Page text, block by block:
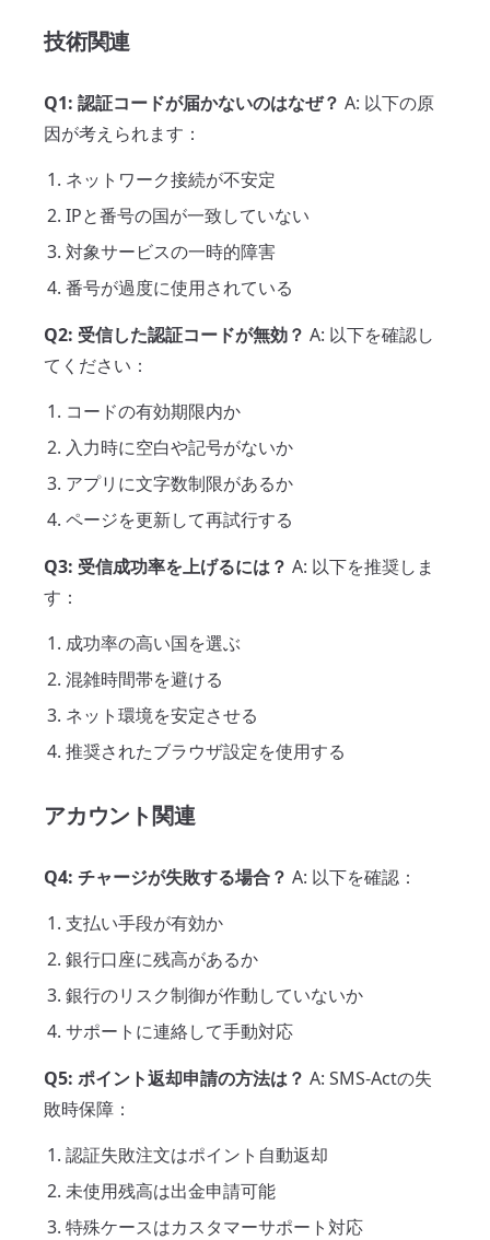
技術関連
Q1: 認証コードが届かないのはなぜ？ A: 以下の原
因が考えられます：
ネットワーク接続が不安定
IPと番号の国が一致していない
対象サービスの一時的障害
番号が過度に使用されている
Q2: 受信した認証コードが無効？ A: 以下を確認し
てください：
コードの有効期限内か
入力時に空白や記号がないか
アプリに文字数制限があるか
ページを更新して再試行する
Q3: 受信成功率を上げるには？ A: 以下を推奨しま
す：
成功率の高い国を選ぶ
混雑時間帯を避ける
ネット環境を安定させる
推奨されたブラウザ設定を使用する
アカウント関連
Q4: チャージが失敗する場合？ A: 以下を確認：
支払い手段が有効か
銀行口座に残高があるか
銀行のリスク制御が作動していないか
サポートに連絡して手動対応
Q5: ポイント返却申請の方法は？ A: SMS-Actの失
敗時保障：
認証失敗注文はポイント自動返却
未使用残高は出金申請可能
特殊ケースはカスタマーサポート対応